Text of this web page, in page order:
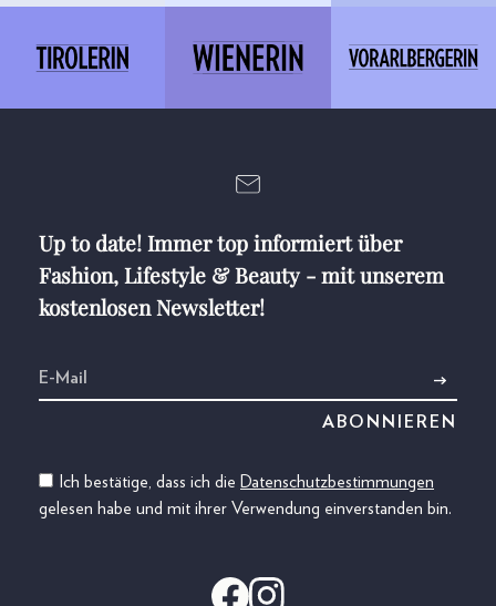
Up to date! Immer top informiert über
Fashion, Lifestyle & Beauty - mit unserem
kostenlosen Newsletter!
Ich bestätige, dass ich die Datenschutzbestimmungen
gelesen habe und mit ihrer Verwendung einverstanden bin.